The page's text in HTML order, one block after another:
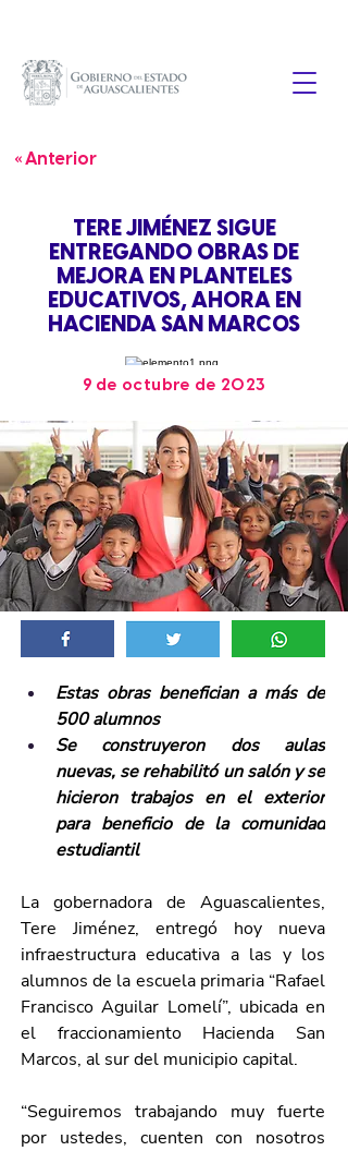
« Anterior
TERE JIMÉNEZ SIGUE
ENTREGANDO OBRAS DE
MEJORA EN PLANTELES
EDUCATIVOS, AHORA EN
HACIENDA SAN MARCOS
9 de octubre de 2023
Estas obras benefician a más de
500 alumnos
Se construyeron dos aulas
nuevas, se rehabilitó un salón y se
hicieron trabajos en el exterior
para beneficio de la comunidad
estudiantil
La gobernadora de Aguascalientes,
Tere Jiménez, entregó hoy nueva
infraestructura educativa a las y los
alumnos de la escuela primaria “Rafael
Francisco Aguilar Lomelí”, ubicada en
el fraccionamiento Hacienda San
Marcos, al sur del municipio capital.
“Seguiremos trabajando muy fuerte
por ustedes, cuenten con nosotros